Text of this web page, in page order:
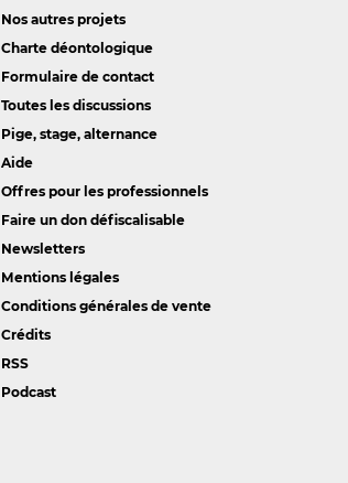
Nos autres projets
Charte déontologique
Formulaire de contact
Toutes les discussions
Pige, stage, alternance
Aide
Offres pour les professionnels
Faire un don défiscalisable
Newsletters
Mentions légales
Conditions générales de vente
Crédits
RSS
Podcast